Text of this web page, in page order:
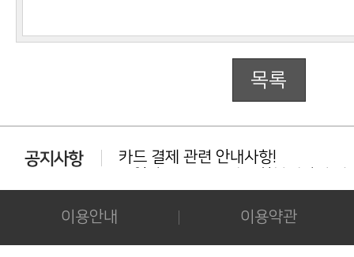
목록
카드 결제 관련 안내사항!
다운로드 실패시 대처법 안내!!!
카드결제 결제 중 '세션만료' 문구 노
후기 작성시 화보의 사진을 공개하시
아이폰/아이패드 등 애플기기 화보집
이용안내 이용약관